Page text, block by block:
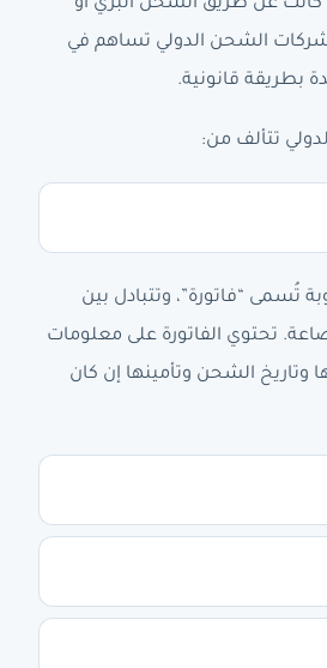
عن طريق الشحن البري أو
الشحن الدولي تساهم في
بطريقة قانونية.
تتألف من:
تُسمى “فاتورة”، وتتبادل بين
تحتوي الفاتورة على معلومات
الشحن وتأمينها إن كان